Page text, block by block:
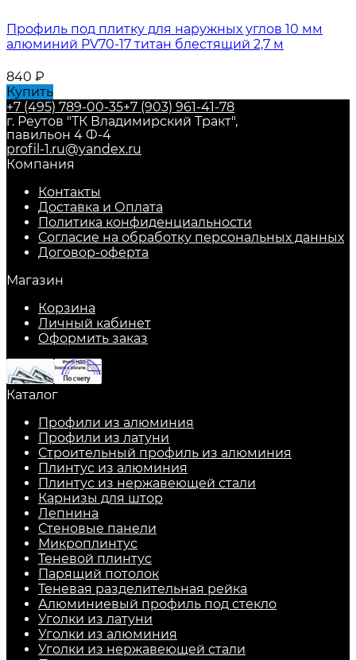
Профиль под плитку для наружных углов 10 мм
алюминий PV70-17 титан блестящий 2,7 м
840 ₽
Купить
+7 (495) 789-00-35+7 (903) 961-41-78
г. Реутов "ТК Владимирский Тракт",
павильон 4 Ф-4
profil-1.ru@yandex.ru
Компания
Контакты
Доставка и Оплата
Политика конфиденциальности
Согласие на обработку персональных данных
Договор-оферта
Магазин
Корзина
Личный кабинет
Оформить заказ
Каталог
Профили из алюминия
Профили из латуни
Строительный профиль из алюминия
Плинтус из алюминия
Плинтус из нержавеющей стали
Карнизы для штор
Лепнина
Стеновые панели
Микроплинтус
Теневой плинтус
Парящий потолок
Теневая разделительная рейка
Алюминиевый профиль под стекло
Уголки из латуни
Уголки из алюминия
Уголки из нержавеющей стали